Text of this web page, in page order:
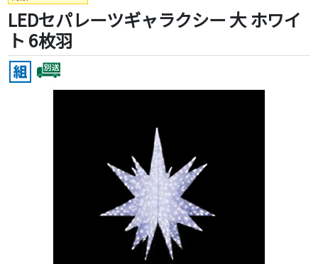
LEDセパレーツギャラクシー 大 ホワイ
ト 6枚羽